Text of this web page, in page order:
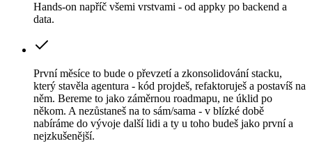
Hands-on napříč všemi vrstvami - od appky po backend a
data.
První měsíce to bude o převzetí a zkonsolidování stacku,
který stavěla agentura - kód projdeš, refaktoruješ a postavíš na
něm. Bereme to jako záměrnou roadmapu, ne úklid po
někom. A nezůstaneš na to sám/sama - v blízké době
nabíráme do vývoje další lidi a ty u toho budeš jako první a
nejzkušenější.